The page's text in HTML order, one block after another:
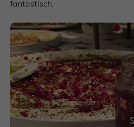
fantastisch.